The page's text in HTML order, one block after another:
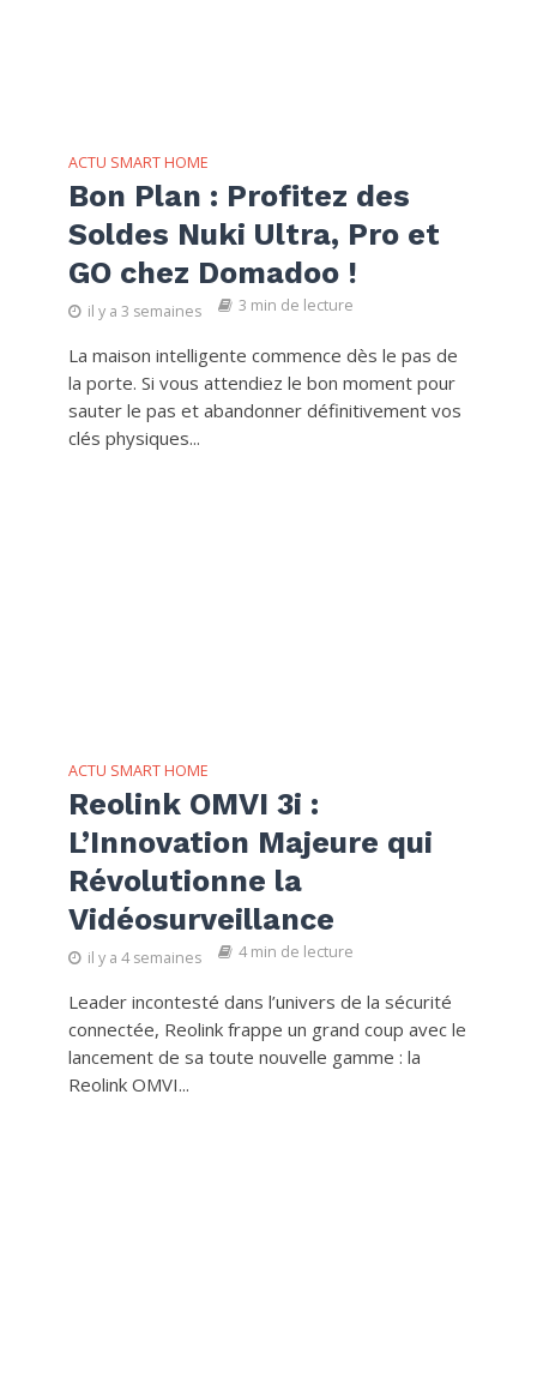
ACTU SMART HOME
Bon Plan : Profitez des
Soldes Nuki Ultra, Pro et
GO chez Domadoo !
il y a 3 semaines 3 min de lecture
La maison intelligente commence dès le pas de
la porte. Si vous attendiez le bon moment pour
sauter le pas et abandonner définitivement vos
clés physiques...
ACTU SMART HOME
Reolink OMVI 3i :
L’Innovation Majeure qui
Révolutionne la
Vidéosurveillance
il y a 4 semaines 4 min de lecture
Leader incontesté dans l’univers de la sécurité
connectée, Reolink frappe un grand coup avec le
lancement de sa toute nouvelle gamme : la
Reolink OMVI...